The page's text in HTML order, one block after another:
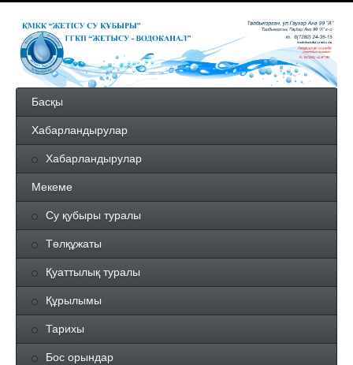
Басқы
Хабарландырулар
Хабарландырулар
Мекеме
Су қубыры туралы
Төлқұжаты
Қуаттылық туралы
Құрылымы
Тарихы
Бос орындар